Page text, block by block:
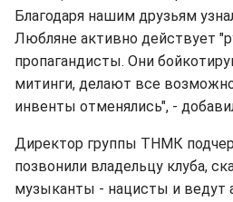
Благодаря нашим друзьям
Любляне активно действует
пропагандисты. Они
митинги, делают все
инвенты отменялись", -
Директор группы ТНМК
позвонили владельцу клуба,
музыканты - нацисты и ведут